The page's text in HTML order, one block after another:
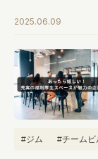
2025.06.09
#ジム #チームビ